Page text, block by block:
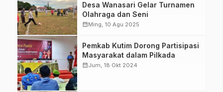
Desa Wanasari Gelar Turnamen
Olahraga dan Seni
calendar_monthMing, 10 Agu 2025
Pembekalan
partisipasi publik
untuk Pilkada
2024. (Foto:
Prokopim)
Pemkab Kutim Dorong Partisipasi
Masyarakat dalam Pilkada
calendar_monthJum, 18 Okt 2024